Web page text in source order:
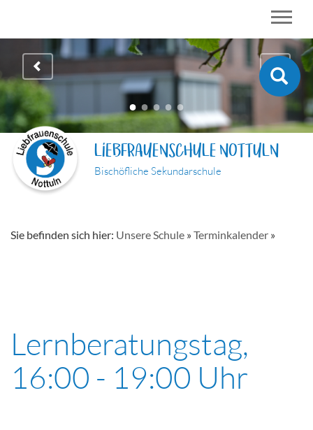
LIEBFRAUENSCHULE NOTTULN
Bischöfliche Sekundarschule
Sie befinden sich hier: Unsere Schule »Terminkalender »
Lernberatungstag,
16:00 - 19:00 Uhr